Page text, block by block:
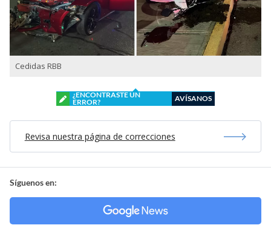
Cedidas RBB
¿ENCONTRASTE UN
ERROR?
AVÍSANOS
Revisa nuestra página de correcciones
Síguenos en: